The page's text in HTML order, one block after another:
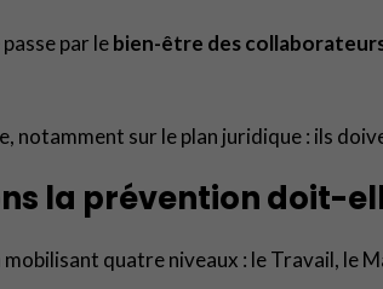
par lebien-être des
notamment sur le plan juridique : ils
la prévention doit-
quatre niveaux : le Travail, le